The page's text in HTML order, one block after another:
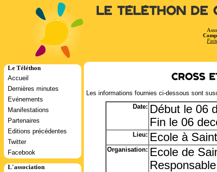
Le Téléthon de
Le Téléthon
Accueil
Dernières minutes
Evénements
Manifestations
Partenaires
Editions précédentes
Twitter
Facebook
L'association
Cross
Les informations fournies ci-dessous sont
Date: Début le 06
Fin le 06
Lieu: Ecole à
Organisation: Ecole de